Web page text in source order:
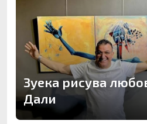
Зуека рисува
Дали